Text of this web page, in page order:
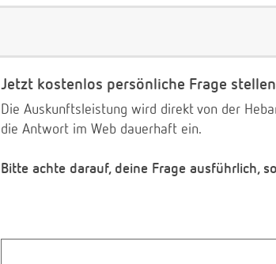
Jetzt kostenlos persönliche Frage
Die Auskunftsleistung wird direkt von der
die Antwort im Web dauerhaft ein.
Bitte achte darauf, deine Frage ausführlich,